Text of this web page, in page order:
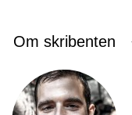
Om skribenten